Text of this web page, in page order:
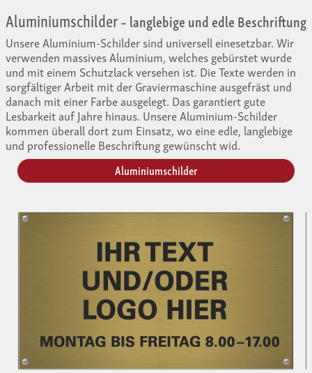
Aluminiumschilder– langlebige und edle Beschriftung
Unsere Aluminium-Schilder sind universell einesetzbar. Wir
verwenden massives Aluminium, welches gebürstet wurde
und mit einem Schutzlack versehen ist. Die Texte werden in
sorgfältiger Arbeit mit der Graviermaschine ausgefräst und
danach mit einer Farbe ausgelegt. Das garantiert gute
Lesbarkeit auf Jahre hinaus. Unsere Aluminium-Schilder
kommen überall dort zum Einsatz, wo eine edle, langlebige
und professionelle Beschriftung gewünscht wid.
Aluminiumschilder